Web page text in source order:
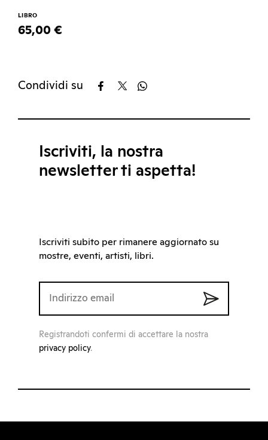
LIBRO
65,00 €
Condividi su
Iscriviti, la nostra
newsletter ti aspetta!
Iscriviti subito per rimanere aggiornato su
mostre, eventi, artisti, libri.
Registrandoti confermi di accettare la nostra
privacy policy.